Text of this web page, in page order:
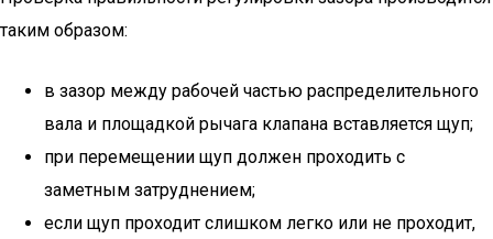
таким образом:
в зазор между рабочей частью распределительного
вала и площадкой рычага клапана вставляется щуп;
при перемещении щуп должен проходить с
заметным затруднением;
если щуп проходит слишком легко или не проходит,